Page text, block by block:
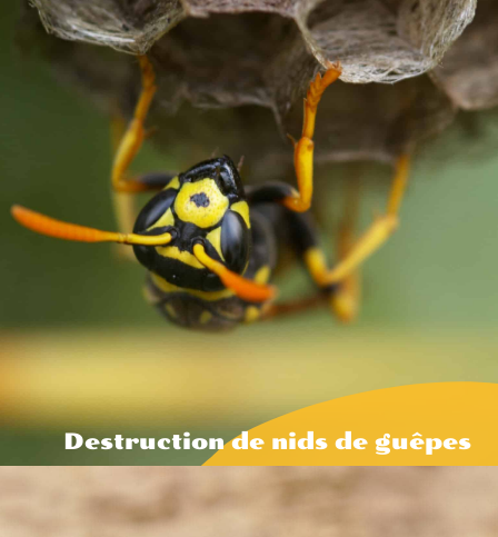
Destruction de nids de guêpes